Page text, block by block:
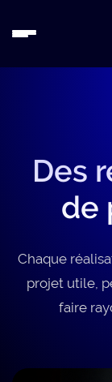
Des
de
Chaque
projet utile,
faire